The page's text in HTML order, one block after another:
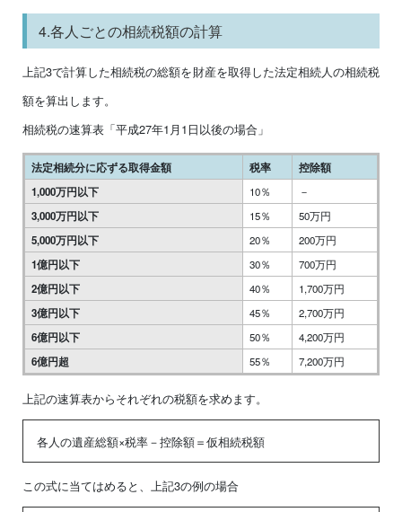
4.各人ごとの相続税額の計算
上記3で計算した相続税の総額を財産を取得した法定相続人の相続税
額を算出します。
相続税の速算表「平成27年1月1日以後の場合」
法定相続分に応ずる取得金額 税率
控除額
1,000万円以下
10％ －
3,000万円以下 15％ 50万円
5,000万円以下 20％ 200万円
1億円以下 30％ 700万円
2億円以下 40％ 1,700万円
3億円以下 45％ 2,700万円
6億円以下 50％ 4,200万円
6億円超 55％ 7,200万円
上記の速算表からそれぞれの税額を求めます。
各人の遺産総額×税率－控除額＝仮相続税額
この式に当てはめると、上記3の例の場合